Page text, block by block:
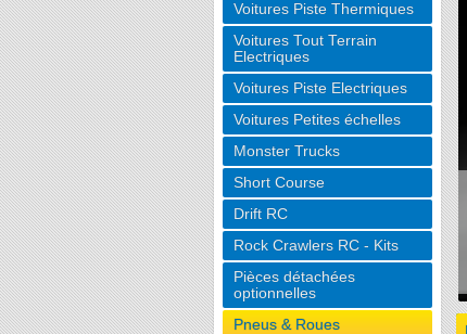
Voitures Piste Thermiques
Voitures Tout Terrain
Electriques
Voitures Piste Electriques
Voitures Petites échelles
Monster Trucks
Short Course
Drift RC
Rock Crawlers RC - Kits
Pièces détachées
optionnelles
Pneus & Roues
LOUISE
OF